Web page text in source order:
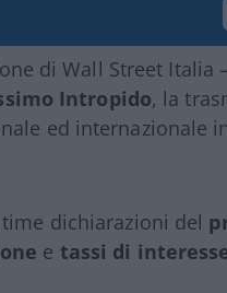
di Wall Street Italia –
Intropido, la
ed internazionale
dichiarazioni del
e tassi di